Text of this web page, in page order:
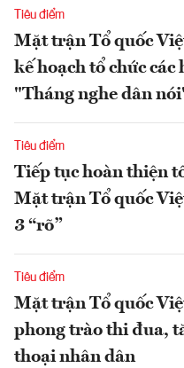
Tiêu điểm
Mặt trận Tổ quốc
kế hoạch tổ chức các
"Tháng nghe dân
Tiêu điểm
Tiếp tục hoàn thiện
Mặt trận Tổ quốc
3 “rõ”
Tiêu điểm
Mặt trận Tổ quốc
phong trào thi đua,
thoại nhân dân